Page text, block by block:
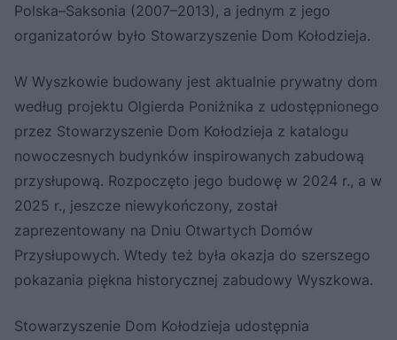
Polska–Saksonia (2007–2013), a jednym z jego
organizatorów było Stowarzyszenie Dom Kołodzieja.
W Wyszkowie budowany jest aktualnie prywatny dom
według projektu Olgierda Poniżnika z udostępnionego
przez Stowarzyszenie Dom Kołodzieja z katalogu
nowoczesnych budynków inspirowanych zabudową
przysłupową. Rozpoczęto jego budowę w 2024 r., a w
2025 r., jeszcze niewykończony, został
zaprezentowany na Dniu Otwartych Domów
Przysłupowych. Wtedy też była okazja do szerszego
pokazania piękna historycznej zabudowy Wyszkowa.
Stowarzyszenie Dom Kołodzieja udostępnia